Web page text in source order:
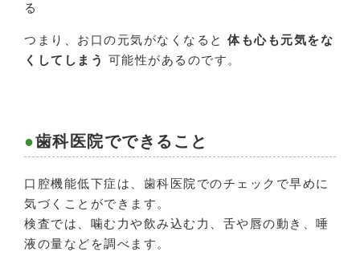
る
つまり、お口の元気がなくなると 体も心も元気をな
くしてしまう 可能性があるのです。
歯科医院でできること
口腔機能低下症は、歯科医院でのチェックで早めに
気づくことができます。
検査では、噛む力や飲み込む力、舌や唇の動き、唾
液の量などを調べます。